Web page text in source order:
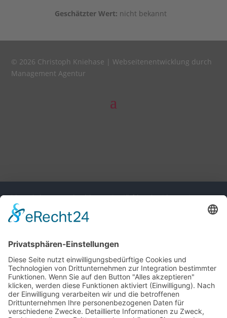
Geschätz­ter Wert: nicht bekannt
© 2026 Christoph Kniehase |Webseitenentwicklung durch
Management Agentur
Diese Seite nutzt einwilligungsbedürftige Cookies und
Technologien von Drittunternehmen zur Integration
bestimmter Funktionen. Wenn Sie auf den Button "Alles
(Einwilligung). Nach der Einwilligung verarbeiten wir und die
betroffenen Drittunternehmen Ihre personenbezogenen Daten
für verschiedene Zwecke. Detaillierte Informationen zu
Zweck, Rechtsgrundlagen, Drittunternehmen können Sie
unter dem Button "Mehr" und in unserer
Datenschutzerklärung einsehen. Sie können Ihre Einwilligung
jederzeit widerrufen.